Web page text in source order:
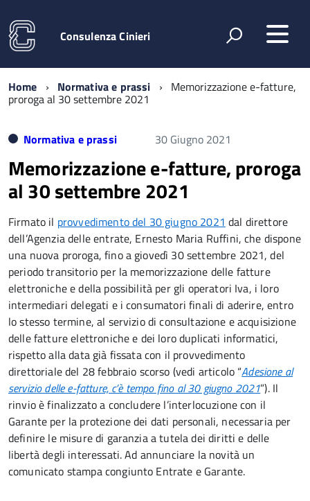
Consulenza Cinieri
Home Normativa e prassi Memorizzazione e-fatture,
proroga al 30 settembre 2021
Normativa e prassi 30 Giugno 2021
Memorizzazione e-fatture, proroga
al 30 settembre 2021
Firmato il provvedimento del 30 giugno 2021 dal direttore
dell’Agenzia delle entrate, Ernesto Maria Ruffini, che dispone
una nuova proroga, fino a giovedì 30 settembre 2021, del
periodo transitorio per la memorizzazione delle fatture
elettroniche e della possibilità per gli operatori Iva, i loro
intermediari delegati e i consumatori finali di aderire, entro
lo stesso termine, al servizio di consultazione e acquisizione
delle fatture elettroniche e dei loro duplicati informatici,
rispetto alla data già fissata con il provvedimento
direttoriale del 28 febbraio scorso (vedi articolo “Adesione al
servizio delle e-fatture, c’è tempo fino al 30 giugno 2021”). Il
rinvio è finalizzato a concludere l’interlocuzione con il
Garante per la protezione dei dati personali, necessaria per
definire le misure di garanzia a tutela dei diritti e delle
libertà degli interessati. Ad annunciare la novità un
comunicato stampa congiunto Entrate e Garante.